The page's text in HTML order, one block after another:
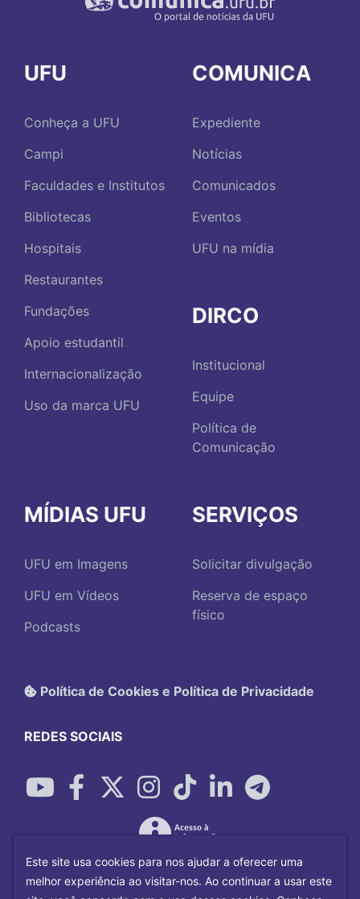
UFU
Conheça a UFU
Campi
Faculdades e Institutos
Bibliotecas
Hospitais
Restaurantes
Fundações
Apoio estudantil
Internacionalização
Uso da marca UFU
COMUNICA
Expediente
Notícias
Comunicados
Eventos
UFU na mídia
DIRCO
Institucional
Equipe
Política de
Comunicação
MÍDIAS UFU
UFU em Imagens
UFU em Vídeos
Podcasts
SERVIÇOS
Solicitar divulgação
Reserva de espaço
físico
Política de Cookies e Política de Privacidade
REDES SOCIAIS
Este site usa cookies para nos ajudar a oferecer uma
melhor experiência ao visitar-nos. Ao continuar a usar este